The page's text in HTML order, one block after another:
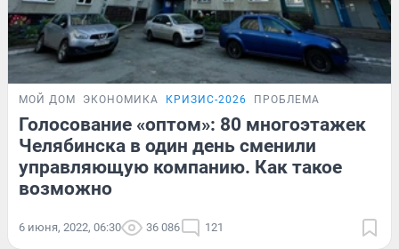
МОЙ ДОМ ЭКОНОМИКА КРИЗИС-2026 ПРОБЛЕМА
Голосование «оптом»: 80 многоэтажек
Челябинска в один день сменили
управляющую компанию. Как такое
возможно
6 июня, 2022, 06:30 36 086 121